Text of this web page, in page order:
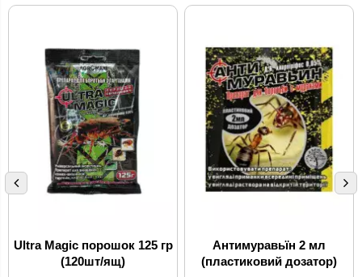
Ultra Magic порошок 125 гр
(120шт/ящ)
Антимуравьїн 2 мл
(пластиковий дозатор)